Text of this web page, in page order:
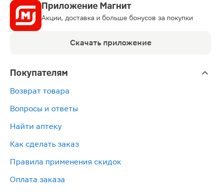
Приложение Магнит
Акции, доставка и больше бонусов за покупки
Скачать приложение
Покупателям
Возврат товара
Вопросы и ответы
Найти аптеку
Как сделать заказ
Правила применения скидок
Оплата заказа